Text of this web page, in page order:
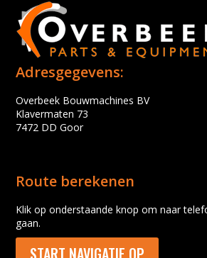
Adresgegevens:
Overbeek Bouwmachines BV
Klavermaten 73
7472 DD Goor
Route berekenen
Klik op onderstaande knop om naar
gaan.
START NAVIGATIE OP